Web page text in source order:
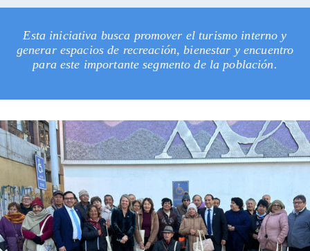
Esta iniciativa busca promover el turismo interno y
generar espacios de recreación, bienestar y encuentro
para este importante segmento de la población.